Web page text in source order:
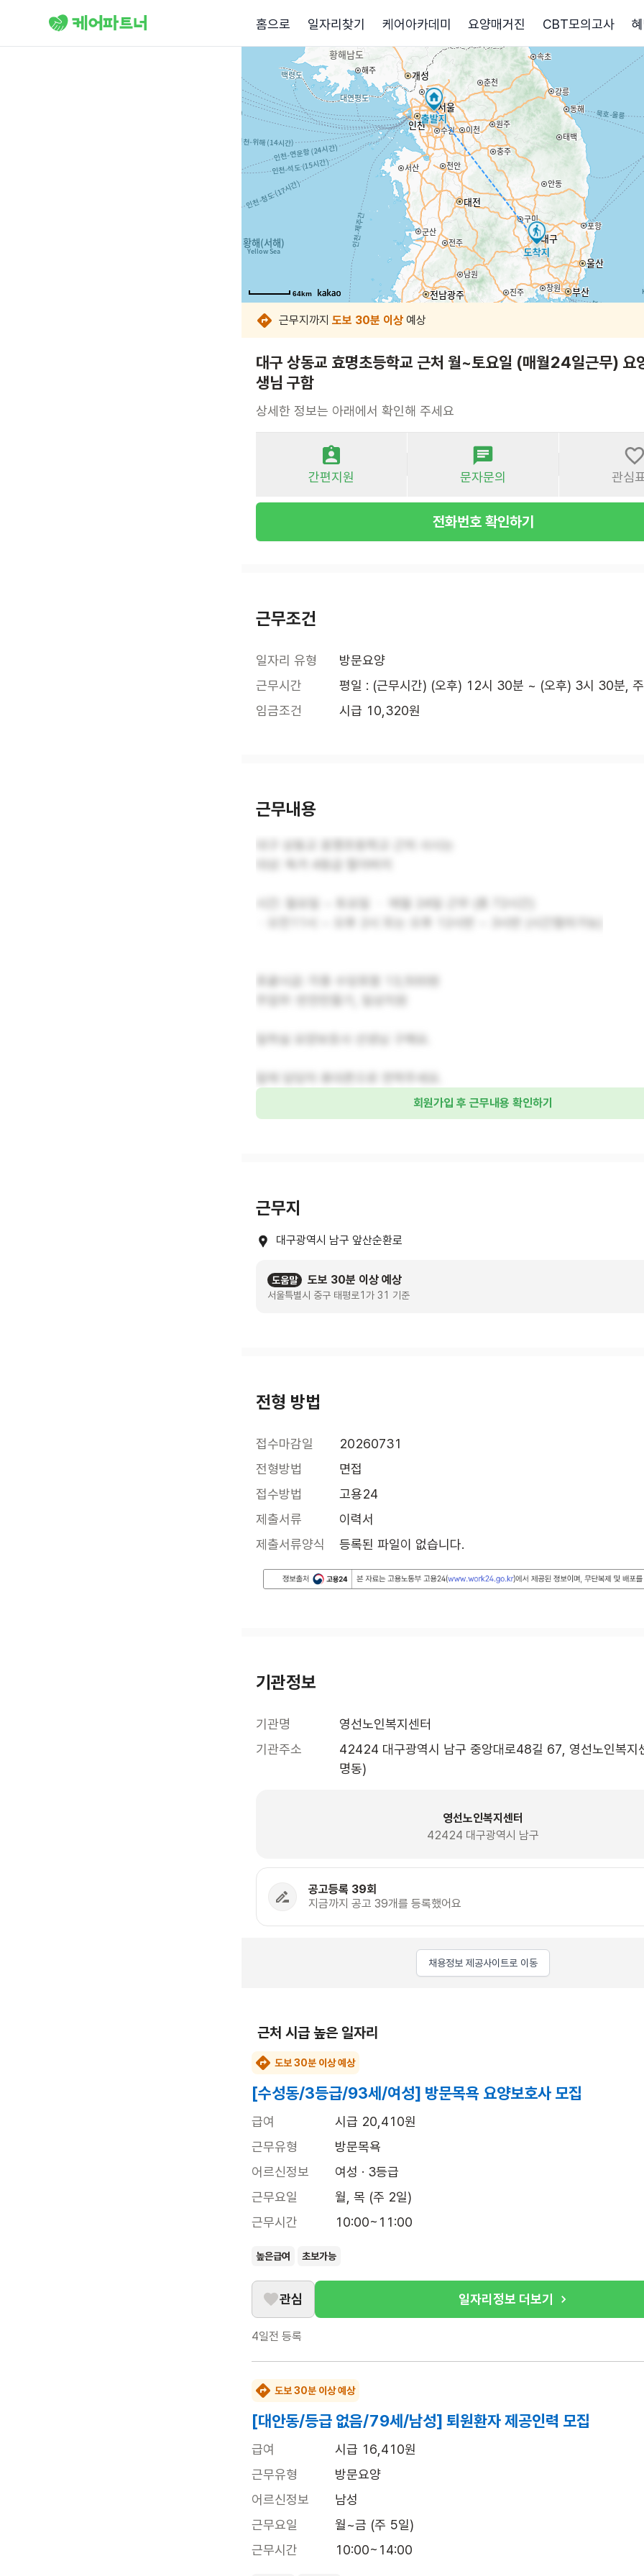
홈으로 일자리찾기 케어아카데미 요양매거진 CBT모의고사
64km
64km
64km
64km
64km
64km
64km
64km
근무지까지 도보 30분 이상 예상
대구 상동교 효명초등학교 근처 월~토요일 (매월24일근무) 요
생님 구함
상세한 정보는 아래에서 확인해 주세요
간편지원 문자문의 관심
전화번호 확인하기
근무조건
일자리 유형
방문요양
근무시간
평일 : (근무시간) (오후) 12시 30분 ~ (오후) 3시 30분,
임금조건
시급 10,320원
근무내용
일하실 요양보호사 선생님 구해요.
회원가입 후 근무내용 확인하기
근무지
대구광역시 남구 앞산순환로
도움말 도보 30분 이상 예상
서울특별시 중구 태평로1가 31 기준
전형 방법
접수마감일
20260731
전형방법
면접
접수방법
고용24
제출서류
이력서
제출서류양식
등록된 파일이 없습니다.
기관정보
기관명
영선노인복지센터
기관주소
42424 대구광역시 남구 중앙대로48길 67, 영선노인복지
명동)
영선노인복지센터
42424 대구광역시 남구
공고등록 39회
지금까지 공고 39개를 등록했어요
채용정보 제공사이트로 이동
근처 시급 높은 일자리
도보 30분 이상 예상
[수성동/3등급/93세/여성] 방문목욕 요양보호사 모집
급여
시급 20,410원
근무유형
방문목욕
어르신정보
여성 · 3등급
근무요일
월, 목 (주 2일)
근무시간
10:00~11:00
높은급여 초보가능
관심 일자리정보 더보기
4일전 등록
도보 30분 이상 예상
[대안동/등급 없음/79세/남성] 퇴원환자 제공인력 모집
급여
시급 16,410원
근무유형
방문요양
어르신정보
남성
근무요일
월~금 (주 5일)
근무시간
10:00~14:00